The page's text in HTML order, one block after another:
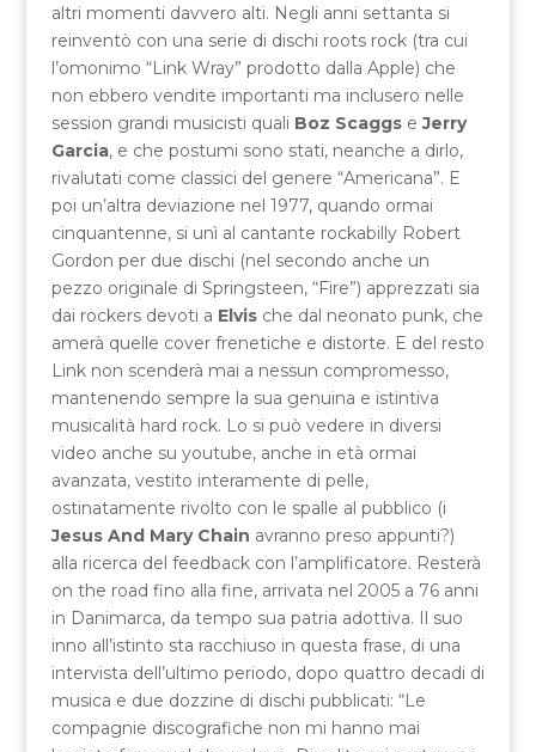
altri momenti davvero alti. Negli anni settanta si
reinventò con una serie di dischi roots rock (tra cui
l’omonimo “Link Wray” prodotto dalla Apple) che
non ebbero vendite importanti ma inclusero nelle
session grandi musicisti quali Boz ScaggseJerry
Garcia, e che postumi sono stati, neanche a dirlo,
rivalutati come classici del genere “Americana”. E
poi un’altra deviazione nel 1977, quando ormai
cinquantenne, si unì al cantante rockabilly Robert
Gordon per due dischi (nel secondo anche un
pezzo originale di Springsteen, “Fire”) apprezzati sia
dai rockers devoti a Elvis che dal neonato punk, che
amerà quelle cover frenetiche e distorte. E del resto
Link non scenderà mai a nessun compromesso,
mantenendo sempre la sua genuina e istintiva
musicalità hard rock. Lo si può vedere in diversi
video anche su youtube, anche in età ormai
avanzata, vestito interamente di pelle,
ostinatamente rivolto con le spalle al pubblico (i
Jesus And Mary Chain avranno preso appunti?)
alla ricerca del feedback con l’amplificatore. Resterà
on the road fino alla fine, arrivata nel 2005 a 76 anni
in Danimarca, da tempo sua patria adottiva. Il suo
inno all’istinto sta racchiuso in questa frase, di una
intervista dell’ultimo periodo, dopo quattro decadi di
musica e due dozzine di dischi pubblicati: “Le
compagnie discografiche non mi hanno mai